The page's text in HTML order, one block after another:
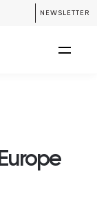
NEWSLETTER